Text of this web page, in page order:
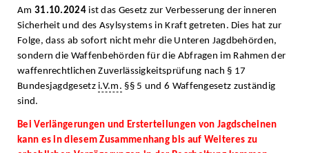
Am 31.10.2024ist das Gesetz zur Verbesserung der inneren
Sicherheit und des Asylsystems in Kraft getreten. Dies hat zur
Folge, dass ab sofort nicht mehr die Unteren Jagdbehörden,
sondern die Waffenbehörden für die Abfragen im Rahmen der
waffenrechtlichen Zuverlässigkeitsprüfung nach § 17
Bundesjagdgesetz i.V.m. §§ 5 und 6 Waffengesetz zuständig
sind.
Bei Verlängerungen und Ersterteilungen von Jagdscheinen
kann es in diesem Zusammenhang bis auf Weiteres zu